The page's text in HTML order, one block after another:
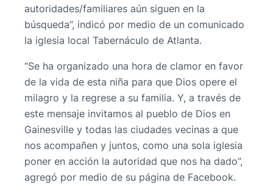
autoridades/familiares aún siguen en la
búsqueda”, indicó por medio de un comunicado
la iglesia local Tabernáculo de Atlanta.
“Se ha organizado una hora de clamor en favor
de la vida de esta niña para que Dios opere el
milagro y la regrese a su familia. Y, a través de
este mensaje invitamos al pueblo de Dios en
Gainesville y todas las ciudades vecinas a que
nos acompañen y juntos, como una sola iglesia
poner en acción la autoridad que nos ha dado”,
agregó por medio de su página de Facebook.